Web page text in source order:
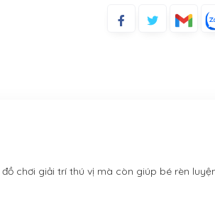
chơi giải trí thú vị mà còn giúp bé rèn